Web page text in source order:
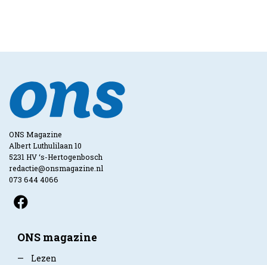
ONS Magazine
Albert Luthulilaan 10
5231 HV ‘s-Hertogenbosch
redactie@onsmagazine.nl
073 644 4066
ONS magazine
—
Lezen